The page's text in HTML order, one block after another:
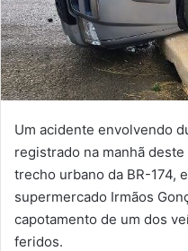
Um acidente envolvendo
registrado na manhã
trecho urbano da BR-174,
supermercado Irmãos
capotamento de um dos
feridos.